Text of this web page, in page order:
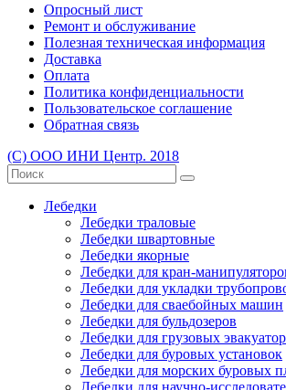
Опросный лист
Ремонт и обслуживание
Полезная техническая информация
Доставка
Оплата
Политика конфиденциальности
Пользовательское соглашение
Обратная связь
(С) ООО ИНИ Центр. 2018
Лебедки
Лебедки траловые
Лебедки швартовные
Лебедки якорные
Лебедки для кран-
Лебедки для укладки
Лебедки для сваебойных машин
Лебедки для бульдозеров
Лебедки для грузовых
Лебедки для буровых установок
Лебедки для морских буровых
Лебедки для научно-